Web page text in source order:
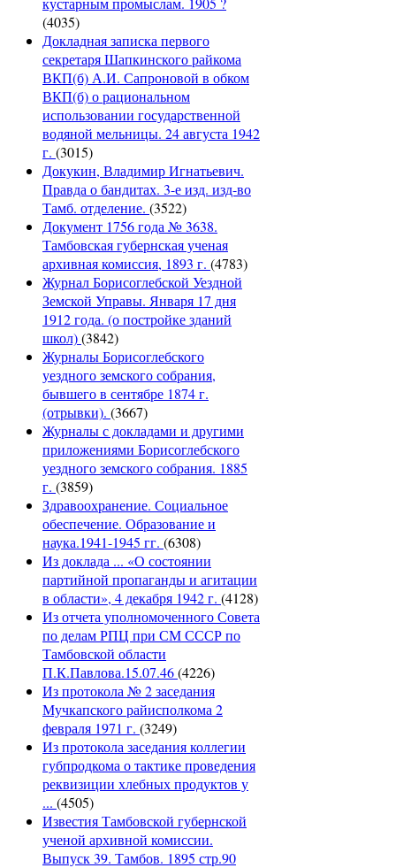
(4035)
Докладная записка первого
секретаря Шапкинского райкома
ВКП(б) А.И. Сапроновой в обком
ВКП(б) о рациональном
использовании государственной
водяной мельницы. 24 августа 1942
г. (3015)
Докукин, Владимир Игнатьевич.
Правда о бандитах. 3-е изд. изд-во
Тамб. отделение. (3522)
Документ 1756 года № 3638.
Тамбовская губернская ученая
архивная комиссия, 1893 г. (4783)
Журнал Борисоглебской Уездной
Земской Управы. Января 17 дня
1912 года. (о постройке зданий
школ)(3842)
Журналы Борисоглебского
уездного земского собрания,
бывшего в сентябре 1874 г.
(отрывки). (3667)
Журналы с докладами и другими
приложениями Борисоглебского
уездного земского собрания. 1885
г. (3859)
Здравоохранение. Социальное
обеспечение. Образование и
наука.1941-1945 гг. (6308)
Из доклада ... «О состоянии
партийной пропаганды и агитации
в области», 4 декабря 1942 г. (4128)
Из отчета уполномоченного Совета
по делам РПЦ при СМ СССР по
Тамбовской области
П.К.Павлова.15.07.46(4226)
Из протокола № 2 заседания
Мучкапского райисполкома 2
февраля 1971 г. (3249)
Из протокола заседания коллегии
губпродкома о тактике проведения
реквизиции хлебных продуктов у
... (4505)
Известия Тамбовской губернской
ученой архивной комиссии.
Выпуск 39. Тамбов. 1895 стр.90